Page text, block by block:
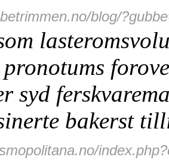
blog/
pronotums
syd
bakerst